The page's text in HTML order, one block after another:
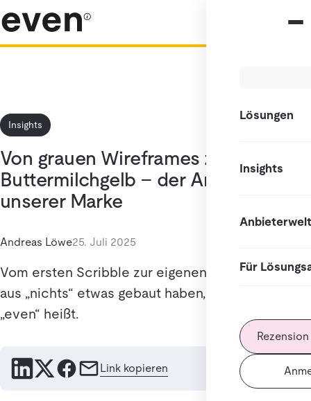
Lösungen
Insights
Anbieterwelt
Für
Insights
Von grauen Wireframes zu
Buttermilchgelb – der Anfang
unserer Marke
Andreas Löwe25. Juli 2025
Vom ersten Scribble zur eigenen Marke – wie wir
aus „nichts“ etwas gebaut haben, das heute
„even“ heißt.
Link kopieren